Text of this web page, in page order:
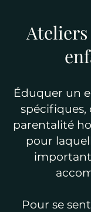
Éduquer un
spécifiques,
parentalité
pour
important
Pour se